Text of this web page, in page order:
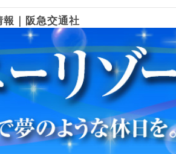
報｜阪急交通社